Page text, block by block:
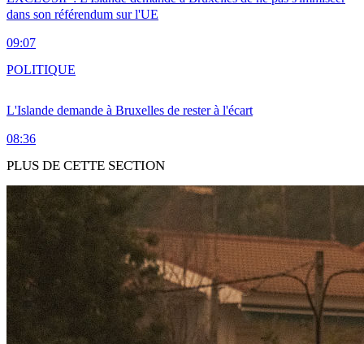
dans son référendum sur l'UE
09:07
L'Islande demande à Bruxelles de rester à l'écart
08:36
POLITIQUE
PLUS DE CETTE SECTION